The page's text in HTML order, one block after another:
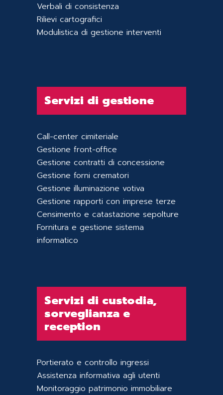
Verbali di consistenza
Rilievi cartografici
Modulistica di gestione interventi
Servizi di gestione
Call-center cimiteriale
Gestione front-office
Gestione contratti di concessione
Gestione forni crematori
Gestione illuminazione votiva
Gestione rapporti con imprese terze
Censimento e catastazione sepolture
Fornitura e gestione sistema
informatico
Servizi di custodia,
sorveglianza e
reception
Portierato e controllo ingressi
Assistenza informativa agli utenti
Monitoraggio patrimonio immobiliare